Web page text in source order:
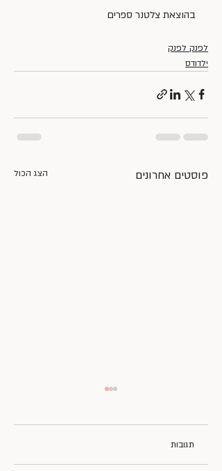
בהוצאת צלטנר ספרים
לפנק לפנק
ילדודס
פוסטים אחרונים הצג הכול
חגיגת בת מצווש
תגובות